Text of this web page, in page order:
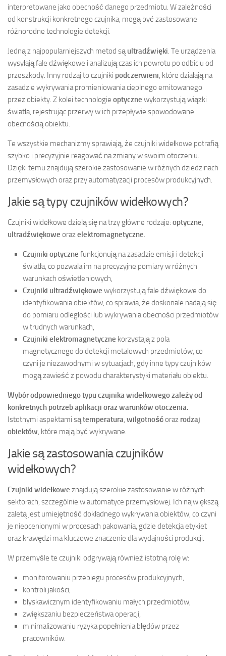
interpretowane jako obecność danego przedmiotu. W zależności
od konstrukcji konkretnego czujnika, mogą być zastosowane
różnorodne technologie detekcji.
Jedną z najpopularniejszych metod sąultradźwięki. Te urządzenia
wysyłają fale dźwiękowe i analizują czas ich powrotu po odbiciu od
przeszkody. Inny rodzaj to czujniki podczerwieni, które działają na
zasadzie wykrywania promieniowania cieplnego emitowanego
przez obiekty. Z kolei technologie optyczne wykorzystują wiązki
światła, rejestrując przerwy w ich przepływie spowodowane
obecnością obiektu.
Te wszystkie mechanizmy sprawiają, że czujniki widełkowe potrafią
szybko i precyzyjnie reagować na zmiany w swoim otoczeniu.
Dzięki temu znajdują szerokie zastosowanie w różnych dziedzinach
przemysłowych oraz przy automatyzacji procesów produkcyjnych.
Jakie są typy czujników widełkowych?
Czujniki widełkowe dzielą się na trzy główne rodzaje: optyczne,
ultradźwiękowe orazelektromagnetyczne.
Czujniki optyczne funkcjonują na zasadzie emisji i detekcji
światła, co pozwala im na precyzyjne pomiary w różnych
warunkach oświetleniowych,
Czujniki ultradźwiękowe wykorzystują fale dźwiękowe do
identyfikowania obiektów, co sprawia, że doskonale nadają się
do pomiaru odległości lub wykrywania obecności przedmiotów
w trudnych warunkach,
Czujniki elektromagnetyczne korzystają z pola
magnetycznego do detekcji metalowych przedmiotów, co
czyni je niezawodnymi w sytuacjach, gdy inne typy czujników
mogą zawieść z powodu charakterystyki materiału obiektu.
Wybór odpowiedniego typu czujnika widełkowego zależy od
konkretnych potrzeb aplikacji oraz warunków otoczenia.
Istotnymi aspektami sątemperatura, wilgotnośćoraz rodzaj
obiektów, które mają być wykrywane.
Jakie są zastosowania czujników
widełkowych?
Czujniki widełkowe znajdują szerokie zastosowanie w różnych
sektorach, szczególnie w automatyce przemysłowej. Ich największą
zaletą jest umiejętność dokładnego wykrywania obiektów, co czyni
je nieocenionymi w procesach pakowania, gdzie detekcja etykiet
oraz krawędzi ma kluczowe znaczenie dla wydajności produkcji.
W przemyśle te czujniki odgrywają również istotną rolę w:
monitorowaniu przebiegu procesów produkcyjnych,
kontroli jakości,
błyskawicznym identyfikowaniu małych przedmiotów,
zwiększaniu bezpieczeństwa operacji,
minimalizowaniu ryzyka popełnienia błędów przez
pracowników.